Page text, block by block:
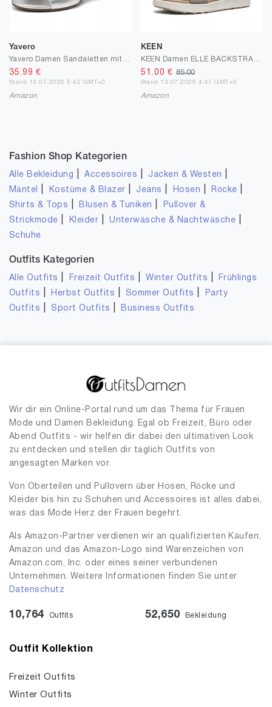
Yavero
35.99 €
Stand 13.07.2026 5:42 GMT+0
Amazon
KEEN
51.00 € 85.00
Stand 13.07.2026 4:47 GMT+0
Amazon
Fashion Shop Kategorien
Alle Bekleidung |Accessoires Jacken & Westen
Mäntel Kostüme & Blazer Jeans Hosen Röcke
Shirts & Tops Blusen & Tuniken
Pullover &
Strickmode
Kleider |Unterwäsche & Nachtwäsche
Schuhe
Outfits Kategorien
Alle Outfits Freizeit Outfits |Winter Outfits
Frühlings
Outfits
Herbst Outfits Sommer Outfits
Party
Outfits
Sport Outfits Business Outfits
Wir dir ein Online-Portal rund um das Thema für Frauen
Mode und Damen Bekleidung. Egal ob Freizeit, Büro oder
Abend Outfits - wir helfen dir dabei den ultimativen Look
zu entdecken und stellen dir täglich Outfits von
angesagten Marken vor.
Von Oberteilen und Pullovern über Hosen, Röcke und
Kleider bis hin zu Schuhen und Accessoires ist alles dabei,
was das Mode Herz der Frauen begehrt.
Als Amazon-Partner verdienen wir an qualifizierten Käufen.
Amazon und das Amazon-Logo sind Warenzeichen von
Amazon.com, Inc. oder eines seiner verbundenen
Unternehmen. Weitere Informationen finden Sie unter
Datenschutz
10,764 Outfits 52,650 Bekleidung
Outfit Kollektion
Freizeit Outfits
Winter Outfits